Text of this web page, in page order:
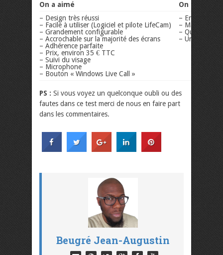
On a aimé
On a pas
– Design très réussi
– Facile à utiliser (Logiciel et pilote LifeCam)
– Grandement configurable
– Accrochable sur la majorité des écrans
– Adhérence parfaite
– Prix, environ 35 € TTC
– Suivi du visage
– Microphone
– Bouton « Windows Live Call »
–
– Mauvaise
– Qualité des
– Un peu
PS : Si vous voyez un quelconque oubli ou des
fautes dans ce test merci de nous en faire part
dans les commentaires.
Beugré Jean-Augustin